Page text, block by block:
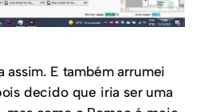
assim. E também arrumei
decido que iria ser uma